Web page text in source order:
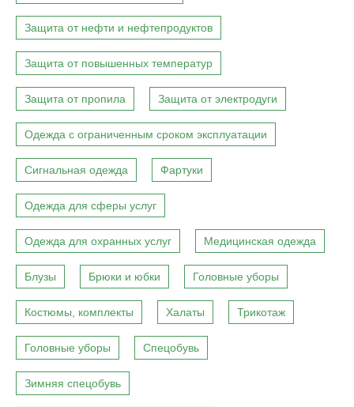
Защита от нефти и нефтепродуктов
Защита от повышенных температур
Защита от пропила Защита от электродуги
Одежда с ограниченным сроком эксплуатации
Сигнальная одежда Фартуки
Одежда для сферы услуг
Одежда для охранных услуг Медицинская одежда
Блузы Брюки и юбки Головные уборы
Костюмы, комплекты Халаты Трикотаж
Головные уборы Спецобувь
Зимняя спецобувь